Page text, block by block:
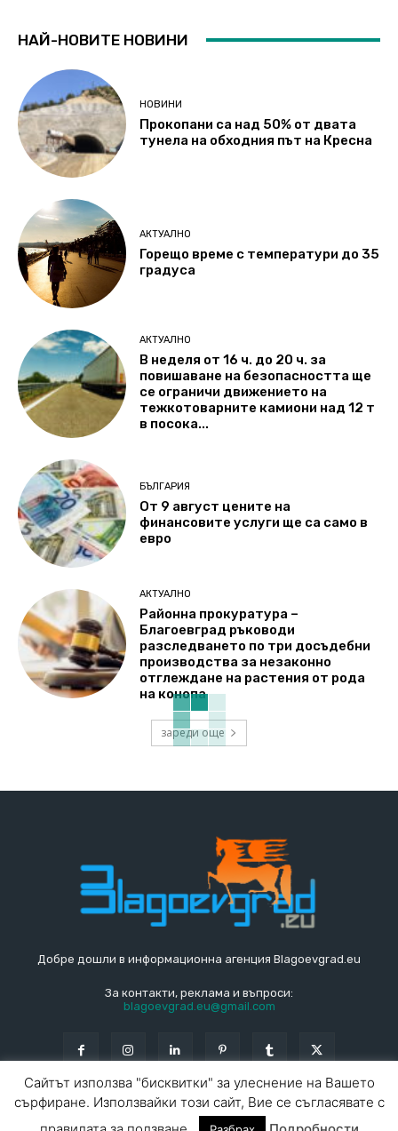
НАЙ-НОВИТЕ НОВИНИ
НОВИНИ
Прокопани са над 50% от двата
тунела на обходния път на Кресна
АКТУАЛНО
Горещо време с температури до 35
градуса
АКТУАЛНО
В неделя от 16 ч. до 20 ч. за
повишаване на безопасността ще
се ограничи движението на
тежкотоварните камиони над 12 т
в посока...
БЪЛГАРИЯ
От 9 август цените на
финансовите услуги ще са само в
евро
АКТУАЛНО
Районна прокуратура –
Благоевград ръководи
разследването по три досъдебни
производства за незаконно
отглеждане на растения от рода
на конопа
зареди още
Добре дошли в информационна агенция Blagoevgrad.eu
За контакти, реклама и въпроси:
blagoevgrad.eu@gmail.com
© Blagoevgrad.EU 2010 - 2026 Общи условия |
Сайтът използва "бисквитки" за улеснение на Вашето
сърфиране. Използвайки този сайт, Вие се съгласявате с